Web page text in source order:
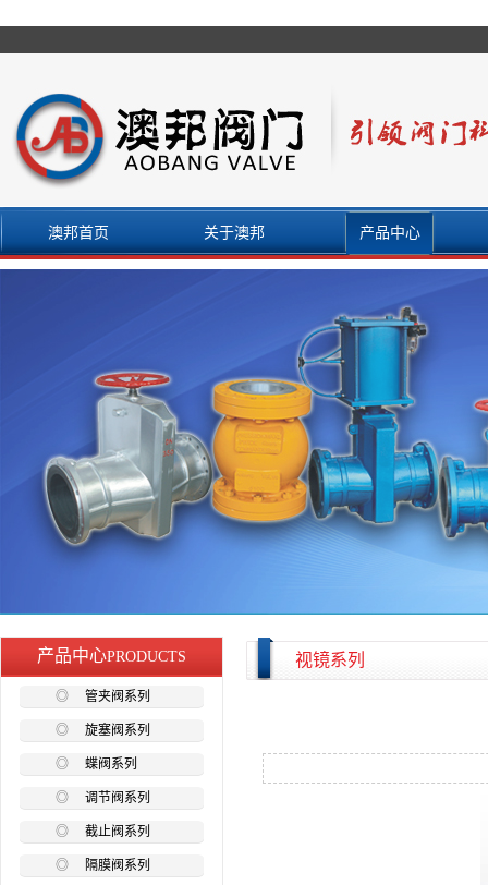
澳邦首页 关于澳邦 产品中心
产品中心PRODUCTS
◎ 管夹阀系列
◎ 旋塞阀系列
◎ 蝶阀系列
◎ 调节阀系列
◎ 截止阀系列
◎ 隔膜阀系列
视镜系列